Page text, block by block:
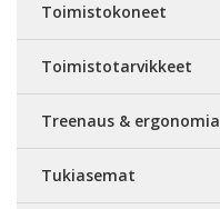
Toimistokoneet
Toimistotarvikkeet
Treenaus & ergonomia
Tukiasemat